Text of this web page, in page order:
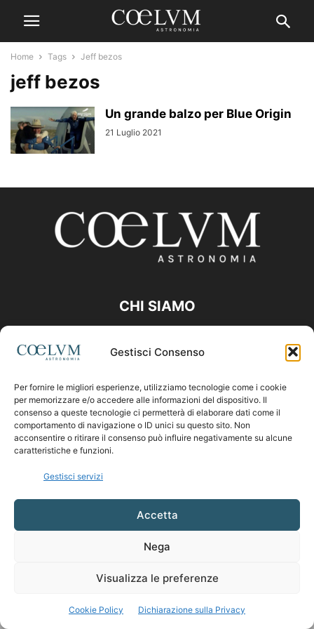
Gestisci Consenso
Per fornire le migliori esperienze, utilizziamo tecnologie come i cookie
per memorizzare e/o accedere alle informazioni del dispositivo. Il
consenso a queste tecnologie ci permetterà di elaborare dati come il
comportamento di navigazione o ID unici su questo sito. Non
acconsentire o ritirare il consenso può influire negativamente su alcune
caratteristiche e funzioni.
Gestisci servizi
Accetta
Nega
Visualizza le preferenze
Cookie Policy Dichiarazione sulla Privacy
Home Tags Jeff bezos
jeff bezos
Un grande balzo per Blue Origin
21 Luglio 2021
CHI SIAMO
Contattaci:coelumastro@coelum.com
SEGUICI